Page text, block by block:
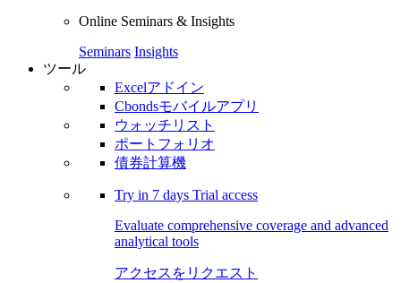
Online Seminars & Insights
Seminars Insights
ツール
Excelアドイン
Cbondsモバイルアプリ
ウォッチリスト
ポートフォリオ
債券計算機
Try in 7 days Trial access
Evaluate comprehensive coverage and advanced
analytical tools
アクセスをリクエスト